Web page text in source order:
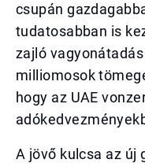
csupán
tudatosabban is
zajló
milliomosok
hogy az UAE
A jövő kulcsa az új